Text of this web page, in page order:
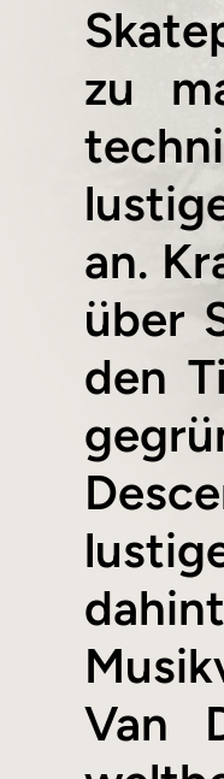
zu
an.
über
den
Van